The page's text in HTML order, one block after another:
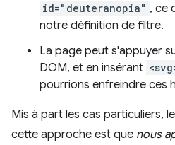
id="deuteranopia" , ce
notre définition de filtre.
La page peut s'appuyer
DOM, et en insérant
pourrions enfreindre ces
Mis à part les cas particuliers,
cette approche est que nous